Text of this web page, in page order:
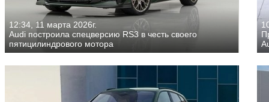
12:34, 11 марта 2026г.
Audi построила спецверсию RS3 в честь своего
пятицилиндрового мотора